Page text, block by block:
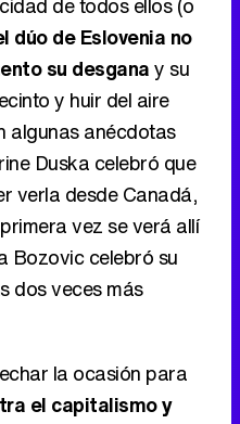
dúo de Eslovenia no
su desganay su
y huir del aire
algunas anécdotas
Duska celebró que
verla desde Canadá,
vez se verá allí
Bozovic celebró su
dos veces más
la ocasión para
el capitalismo y